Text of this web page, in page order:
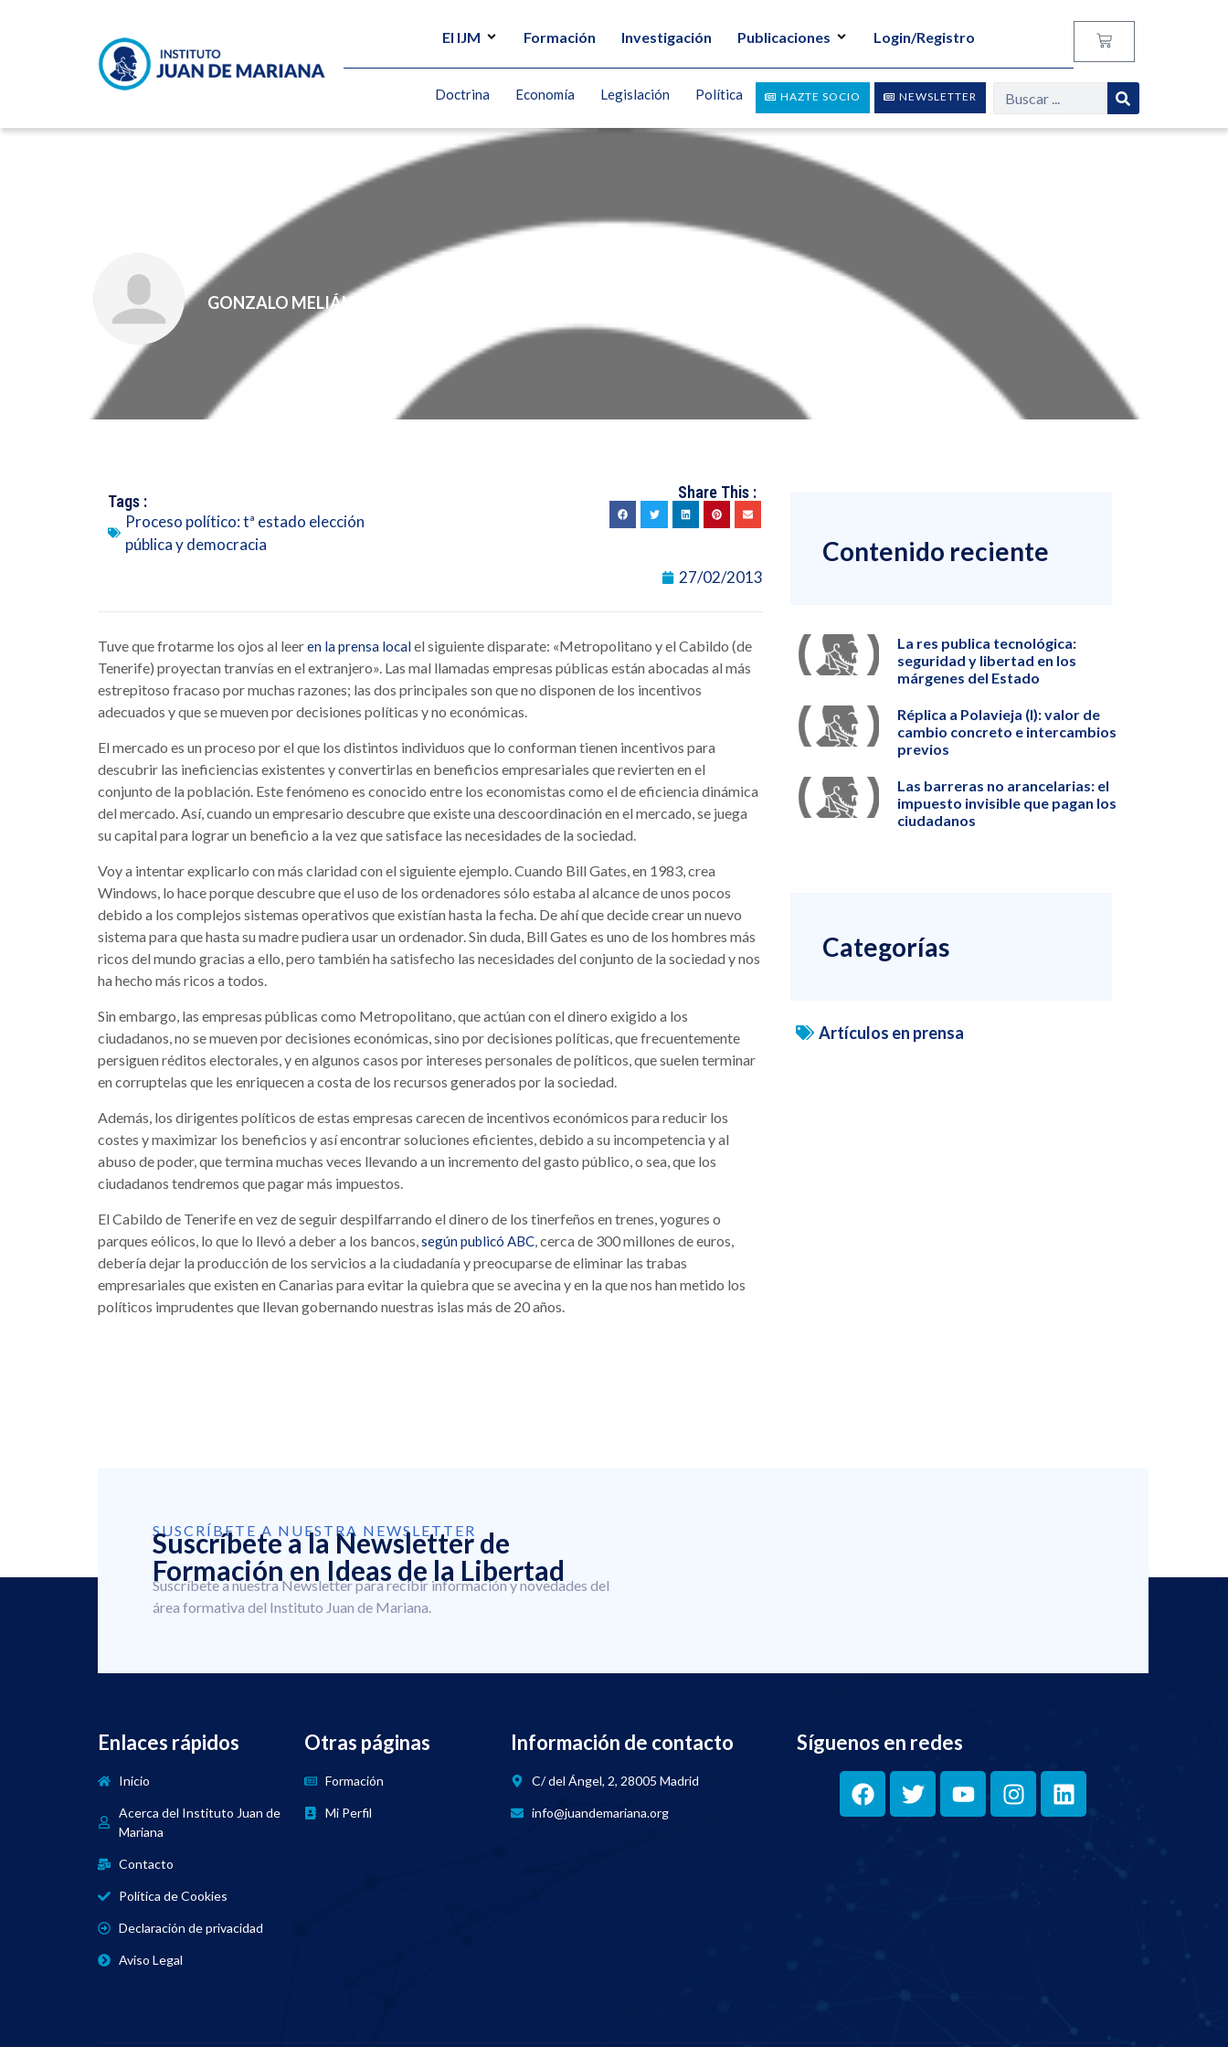
El IJM Formación Investigación Publicaciones Login/Registro
NEWSLETTER
HAZTE SOCIO
Doctrina Economía Legislación Política
GONZALO MELIÁN
Tags :
Proceso político: tª estado elección
pública y democracia
Share This :
27/02/2013
Tuve que frotarme los ojos al leeren la prensa local el siguiente disparate: «Metropolitano y el Cabildo (de
Tenerife) proyectan tranvías en el extranjero». Las mal llamadas empresas públicas están abocadas al más
estrepitoso fracaso por muchas razones; las dos principales son que no disponen de los incentivos
adecuados y que se mueven por decisiones políticas y no económicas.
El mercado es un proceso por el que los distintos individuos que lo conforman tienen incentivos para
descubrir las ineficiencias existentes y convertirlas en beneficios empresariales que revierten en el
conjunto de la población. Este fenómeno es conocido entre los economistas como el de eficiencia dinámica
del mercado. Así, cuando un empresario descubre que existe una descoordinación en el mercado, se juega
su capital para lograr un beneficio a la vez que satisface las necesidades de la sociedad.
Voy a intentar explicarlo con más claridad con el siguiente ejemplo. Cuando Bill Gates, en 1983, crea
Windows, lo hace porque descubre que el uso de los ordenadores sólo estaba al alcance de unos pocos
debido a los complejos sistemas operativos que existían hasta la fecha. De ahí que decide crear un nuevo
sistema para que hasta su madre pudiera usar un ordenador. Sin duda, Bill Gates es uno de los hombres más
ricos del mundo gracias a ello, pero también ha satisfecho las necesidades del conjunto de la sociedad y nos
ha hecho más ricos a todos.
Sin embargo, las empresas públicas como Metropolitano, que actúan con el dinero exigido a los
ciudadanos, no se mueven por decisiones económicas, sino por decisiones políticas, que frecuentemente
persiguen réditos electorales, y en algunos casos por intereses personales de políticos, que suelen terminar
en corruptelas que les enriquecen a costa de los recursos generados por la sociedad.
Además, los dirigentes políticos de estas empresas carecen de incentivos económicos para reducir los
costes y maximizar los beneficios y así encontrar soluciones eficientes, debido a su incompetencia y al
abuso de poder, que termina muchas veces llevando a un incremento del gasto público, o sea, que los
ciudadanos tendremos que pagar más impuestos.
El Cabildo de Tenerife en vez de seguir despilfarrando el dinero de los tinerfeños en trenes, yogures o
parques eólicos, lo que lo llevó a deber a los bancos,según publicó ABC, cerca de 300 millones de euros,
debería dejar la producción de los servicios a la ciudadanía y preocuparse de eliminar las trabas
empresariales que existen en Canarias para evitar la quiebra que se avecina y en la que nos han metido los
políticos imprudentes que llevan gobernando nuestras islas más de 20 años.
Contenido reciente
La res publica tecnológica:
seguridad y libertad en los
márgenes del Estado
Réplica a Polavieja (I): valor de
cambio concreto e intercambios
previos
Las barreras no arancelarias: el
impuesto invisible que pagan los
ciudadanos
Categorías
Artículos en prensa
SUSCRÍBETE A NUESTRA NEWSLETTER
Suscríbete a la Newsletter de
Formación en Ideas de la Libertad
Suscríbete a nuestra Newsletter para recibir información y novedades del
área formativa del Instituto Juan de Mariana.
Enlaces rápidos
Inicio
Acerca del Instituto Juan de
Mariana
Contacto
Política de Cookies
Declaración de privacidad
Aviso Legal
Otras páginas
Formación
Mi Perfil
Información de contacto
C/ del Ángel, 2, 28005 Madrid
info@juandemariana.org
Síguenos en redes